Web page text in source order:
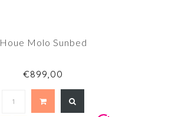
Houe Molo Sunbed
€899,00